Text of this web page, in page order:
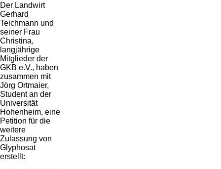
Der Landwirt
Gerhard
Teichmann und
seiner Frau
Christina,
langjährige
Mitglieder der
GKB e.V., haben
zusammen mit
Jörg Ortmaier,
Student an der
Universität
Hohenheim, eine
Petition für die
weitere
Zulassung von
Glyphosat
erstellt: